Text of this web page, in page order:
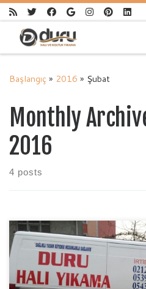
Skip to content
Başlangıç » 2016 » Şubat
Monthly
2016
4 posts
Mimarsinan mahallesi halı
mahallesi halı yıkamacı,Mimar
fabrikası,Mimarsinan mahallesi